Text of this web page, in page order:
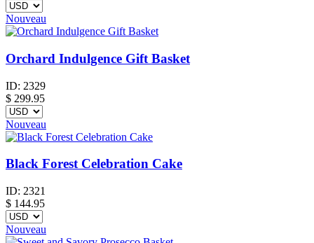
Nouveau
Orchard Indulgence Gift Basket
ID: 2329
$ 299.95
Nouveau
Black Forest Celebration Cake
ID: 2321
$ 144.95
Nouveau